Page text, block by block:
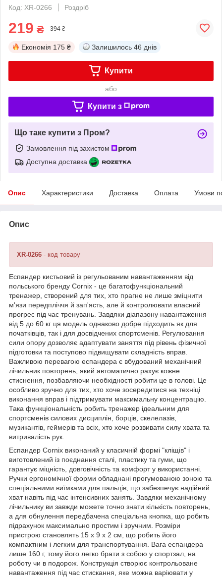
Код: XR-0266
Роздріб
219 ₴ 394 ₴
Економія 175 ₴ Залишилось 46 днів
Купити
або
Купити з
Що таке купити з Пром?
Замовлення під захистом
Доступна доставка
Опис Характеристики Доставка Оплата Умови
Опис
XR-0266 - код товару
Еспандер кистьовий із регульованим навантаженням від
польського бренду Cornix - це багатофункціональний
тренажер, створений для тих, хто прагне не лише зміцнити
м'язи передпліччя й зап'ясть, але й контролювати власний
прогрес під час тренувань. Завдяки діапазону навантаження
від 5 до 60 кг ця модель однаково добре підходить як для
початківців, так і для досвідчених спортсменів. Регулювання
сили опору дозволяє адаптувати заняття під рівень фізичної
підготовки та поступово підвищувати складність вправ.
Важливою перевагою еспандера є вбудований механічний
лічильник повторень, який автоматично рахує кожне
стиснення, позбавляючи необхідності робити це в голові. Це
особливо зручно для тих, хто хоче зосередитися на техніці
виконання вправ і підтримувати максимальну концентрацію.
Така функціональність робить тренажер ідеальним для
спортсменів силових дисциплін, борців, скелелазів,
музикантів, геймерів та всіх, хто хоче розвивати силу хвата та
витривалість рук.
Еспандер Cornix виконаний у класичній формі "кліщів" і
виготовлений із поєднання сталі, пластику та гуми, що
гарантує міцність, довговічність та комфорт у використанні.
Ручки ергономічної форми обладнані прогумованою зоною та
спеціальними виїмками для пальців, що забезпечує надійний
хват навіть під час інтенсивних занять. Завдяки механічному
лічильнику ви завжди можете точно знати кількість повторень,
а для обнулення передбачена спеціальна кнопка, що робить
підрахунок максимально простим і зручним. Розміри
пристрою становлять 15 x 9 x 2 см, що робить його
компактним і легким для транспортування. Вага еспандера
лише 160 г, тому його легко брати з собою у спортзал, на
роботу чи в подорож. Конструкція створює контрольоване
навантаження під час стискання, яке можна варіювати у